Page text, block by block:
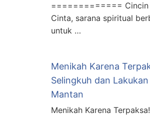
============= Cincin
Cinta, sarana spiritual
untuk …
Menikah Karena
Selingkuh dan
Mantan
Menikah Karena